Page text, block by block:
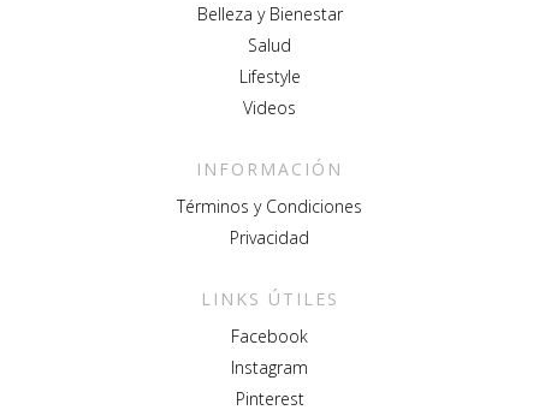
Belleza y Bienestar
Salud
Lifestyle
Videos
INFORMACIÓN
Términos y Condiciones
Privacidad
LINKS ÚTILES
Facebook
Instagram
Pinterest